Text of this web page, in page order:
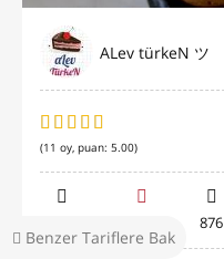
Benzer Tariflere Bak
ALev türkeN ツ
(11 oy, puan: 5.00)
876